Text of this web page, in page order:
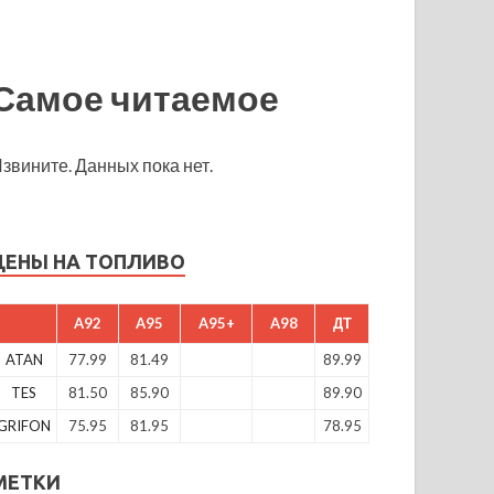
читаемое
Данных пока нет.
НА ТОПЛИВО
A92 A95 A95+ A98 ДТ
ATAN 77.99 81.49
89.99
TES
81.50 85.90
89.90
75.95 81.95 78.95